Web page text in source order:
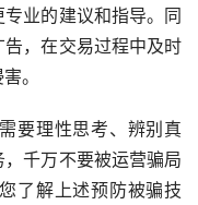
业的建议和指导。同
，在交易过程中及时
。
要理性思考、辨别真
千万不要被运营骗局
了解上述预防被骗技